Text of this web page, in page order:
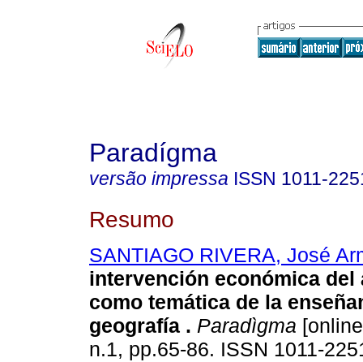
Paradígma
versão impressa ISSN 1011-
Resumo
SANTIAGO RIVERA, José
intervención económica del
como temática de la
geografía . Paradìgma
n.1, pp.65-86. ISSN 1011-